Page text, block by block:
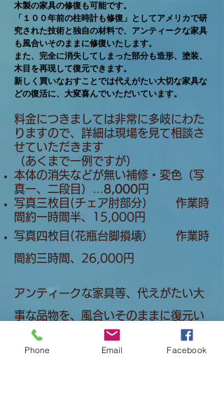
木製の家具の修復も可能です。
「１００年前の柱時計も修復」としてアメリカで研
究された技術と独自の材料で、アンティークな家具
も風合いそのままに修復いたします。
また、完全に消失してしまった部分も造形、塗装、
木目を再現して復元できます。
新しく買いなおすことでは代えがたい大切な家具な
どの復活に、大変喜んでいただいています。
料金につきましては非常に多岐にわた
りますので、詳細は現場を見て相談さ
せていただきます
（あくまで一例ですが）
本体の消失などが無い補修・変色（写
真一、二段目）… 8,000円
写真三枚目(チェア肘部分） 作業時
間約一時間半、15,000円
写真四枚目(花瓶台脚損壊） 作業時
間約三時間、26,000円
​アンティークな家具等、代えがたい大
事な品物を、風合いそのままに復元い
たします
Phone Email Facebook